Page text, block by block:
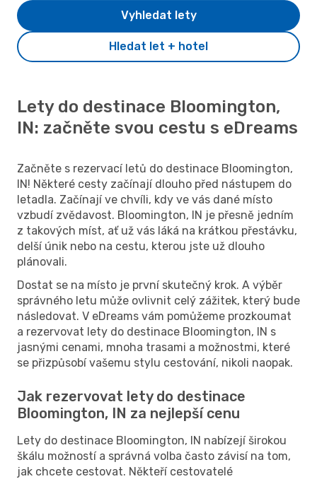
Hledat let + hotel
Vyhledat lety
Lety do destinace Bloomington,
IN: začněte svou cestu s eDreams
Začněte s rezervací letů do destinace Bloomington,
IN! Některé cesty začínají dlouho před nástupem do
letadla. Začínají ve chvíli, kdy ve vás dané místo
vzbudí zvědavost. Bloomington, IN je přesně jedním
z takových míst, ať už vás láká na krátkou přestávku,
delší únik nebo na cestu, kterou jste už dlouho
plánovali.
Dostat se na místo je první skutečný krok. A výběr
správného letu může ovlivnit celý zážitek, který bude
následovat. V eDreams vám pomůžeme prozkoumat
a rezervovat lety do destinace Bloomington, IN s
jasnými cenami, mnoha trasami a možnostmi, které
se přizpůsobí vašemu stylu cestování, nikoli naopak.
Jak rezervovat lety do destinace
Bloomington, IN za nejlepší cenu
Lety do destinace Bloomington, IN nabízejí širokou
škálu možností a správná volba často závisí na tom,
jak chcete cestovat. Někteří cestovatelé